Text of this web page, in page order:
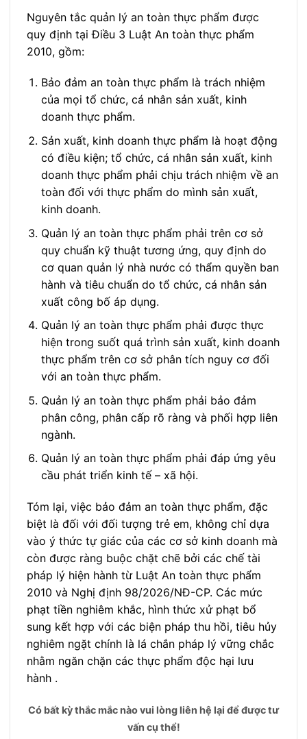
Nguyên tắc quản lý an toàn thực phẩm được
quy định tại Điều 3 Luật An toàn thực phẩm
2010, gồm:
Bảo đảm an toàn thực phẩm là trách nhiệm
của mọi tổ chức, cá nhân sản xuất, kinh
doanh thực phẩm.
Sản xuất, kinh doanh thực phẩm là hoạt động
có điều kiện; tổ chức, cá nhân sản xuất, kinh
doanh thực phẩm phải chịu trách nhiệm về an
toàn đối với thực phẩm do mình sản xuất,
kinh doanh.
Quản lý an toàn thực phẩm phải trên cơ sở
quy chuẩn kỹ thuật tương ứng, quy định do
cơ quan quản lý nhà nước có thẩm quyền ban
hành và tiêu chuẩn do tổ chức, cá nhân sản
xuất công bố áp dụng.
Quản lý an toàn thực phẩm phải được thực
hiện trong suốt quá trình sản xuất, kinh doanh
thực phẩm trên cơ sở phân tích nguy cơ đối
với an toàn thực phẩm.
Quản lý an toàn thực phẩm phải bảo đảm
phân công, phân cấp rõ ràng và phối hợp liên
ngành.
Quản lý an toàn thực phẩm phải đáp ứng yêu
cầu phát triển kinh tế – xã hội.
Tóm lại, việc bảo đảm an toàn thực phẩm, đặc
biệt là đối với đối tượng trẻ em, không chỉ dựa
vào ý thức tự giác của các cơ sở kinh doanh mà
còn được ràng buộc chặt chẽ bởi các chế tài
pháp lý hiện hành từ Luật An toàn thực phẩm
2010 và Nghị định 98/2026/NĐ-CP. Các mức
phạt tiền nghiêm khắc, hình thức xử phạt bổ
sung kết hợp với các biện pháp thu hồi, tiêu hủy
nghiêm ngặt chính là lá chắn pháp lý vững chắc
nhằm ngăn chặn các thực phẩm độc hại lưu
hành .
Có bất kỳ thắc mắc nào vui lòng liên hệ lại để được tư
vấn cụ thể!